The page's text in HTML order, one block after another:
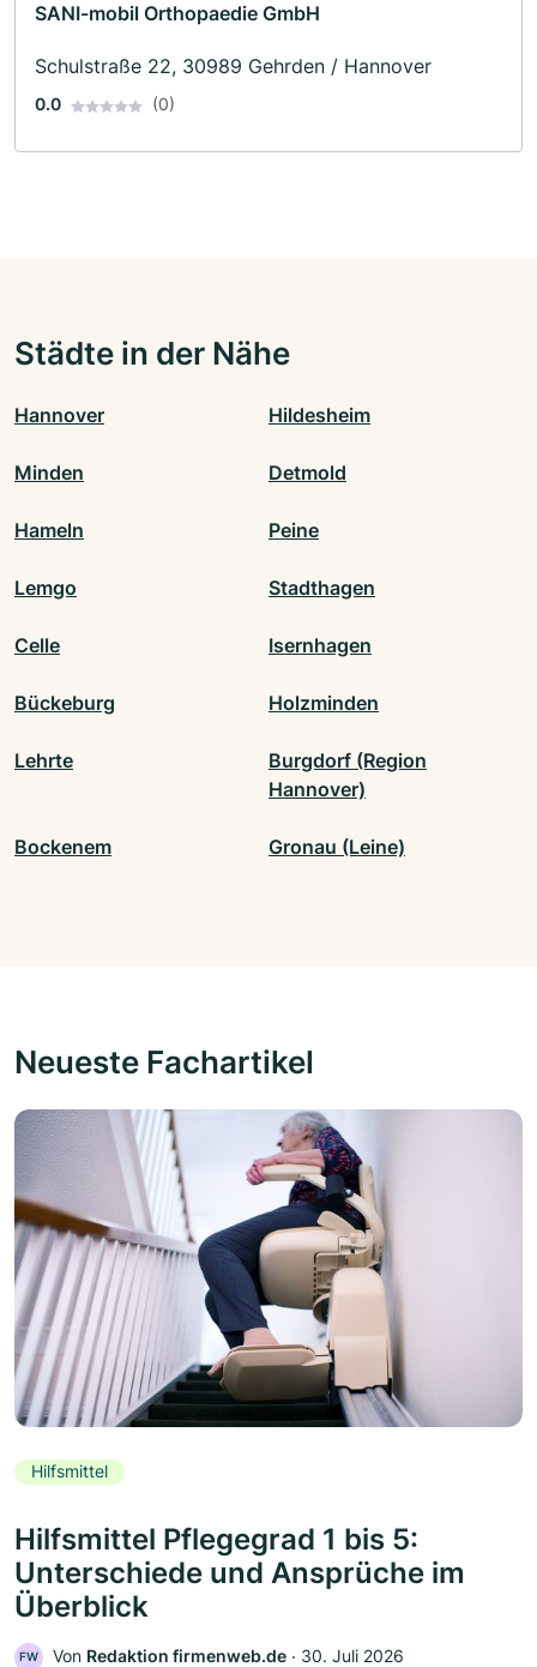
SANI-mobil Orthopaedie GmbH
Schulstraße 22, 30989 Gehrden / Hannover
0.0 (0)
Städte in der Nähe
Hannover Hildesheim
Minden Detmold
Hameln Peine
Lemgo Stadthagen
Celle Isernhagen
Bückeburg Holzminden
Lehrte
Burgdorf (Region
Hannover)
Bockenem Gronau (Leine)
Neueste Fachartikel
Hilfsmittel
Hilfsmittel Pflegegrad 1 bis 5:
Unterschiede und Ansprüche im
Überblick
FW Von Redaktion firmenweb.de ‧ 30. Juli 2026